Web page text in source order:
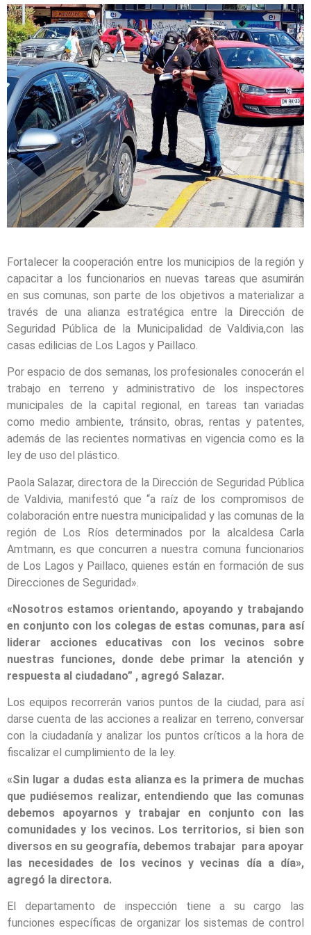
Fortalecer la cooperación entre los municipios de la región y
capacitar a los funcionarios en nuevas tareas que asumirán
en sus comunas, son parte de los objetivos a materializar a
través de una alianza estratégica entre la Dirección de
Seguridad Pública de la Municipalidad de Valdivia,con las
casas edilicias de Los Lagos y Paillaco.
Por espacio de dos semanas, los profesionales conocerán el
trabajo en terreno y administrativo de los inspectores
municipales de la capital regional, en tareas tan variadas
como medio ambiente, tránsito, obras, rentas y patentes,
además de las recientes normativas en vigencia como es la
ley de uso del plástico.
Paola Salazar, directora de la Dirección de Seguridad Pública
de Valdivia, manifestó que “a raíz de los compromisos de
colaboración entre nuestra municipalidad y las comunas de la
región de Los Ríos determinados por la alcaldesa Carla
Amtmann, es que concurren a nuestra comuna funcionarios
de Los Lagos y Paillaco, quienes están en formación de sus
Direcciones de Seguridad».
«Nosotros estamos orientando, apoyando y trabajando
en conjunto con los colegas de estas comunas, para así
liderar acciones educativas con los vecinos sobre
nuestras funciones, donde debe primar la atención y
respuesta al ciudadano” , agregó Salazar.
Los equipos recorrerán varios puntos de la ciudad, para así
darse cuenta de las acciones a realizar en terreno, conversar
con la ciudadanía y analizar los puntos críticos a la hora de
fiscalizar el cumplimiento de la ley.
«Sin lugar a dudas esta alianza es la primera de muchas
que pudiésemos realizar, entendiendo que las comunas
debemos apoyarnos y trabajar en conjunto con las
comunidades y los vecinos. Los territorios, si bien son
diversos en su geografía, debemos trabajar para apoyar
las necesidades de los vecinos y vecinas día a día»,
agregó la directora.
El departamento de inspección tiene a su cargo las
funciones específicas de organizar los sistemas de control